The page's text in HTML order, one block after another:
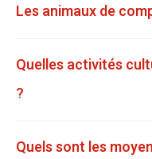
Les animaux de
Quelles activités
?
Quels sont les